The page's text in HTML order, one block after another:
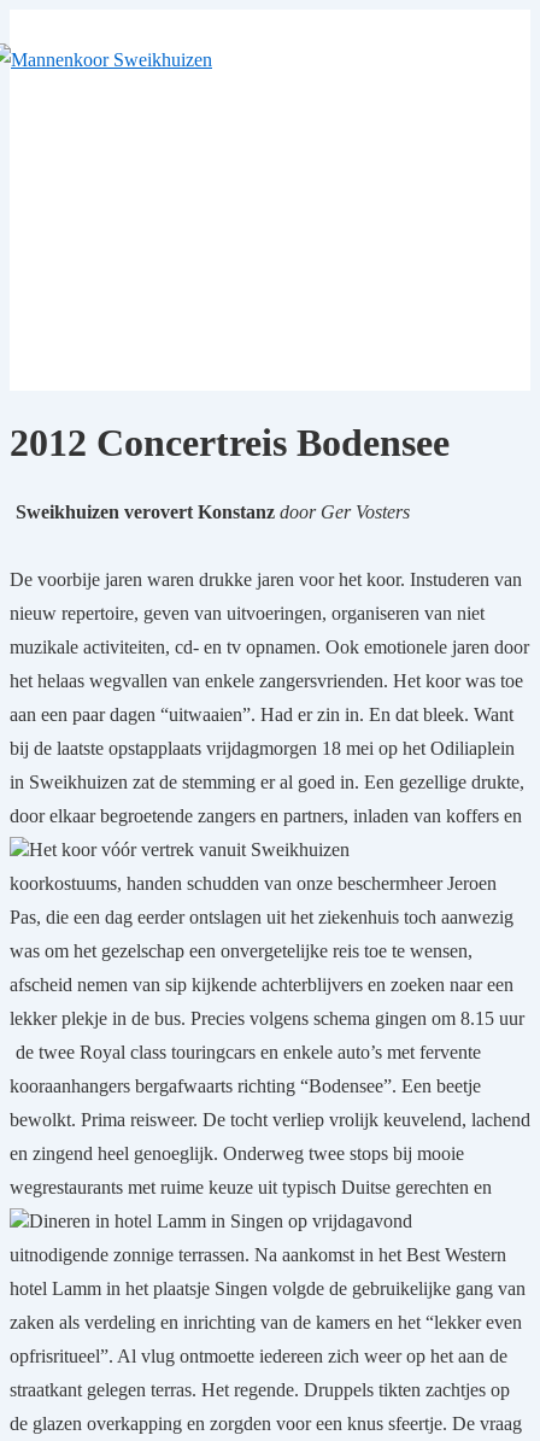
Doorgaan
2012 Concertreis Bodensee
Sweikhuizen verovert Konstanz door Ger Vosters
De voorbije jaren waren drukke jaren voor het koor. Instuderen van
nieuw repertoire, geven van uitvoeringen, organiseren van niet
muzikale activiteiten, cd- en tv opnamen. Ook emotionele jaren door
het helaas wegvallen van enkele zangersvrienden. Het koor was toe
aan een paar dagen “uitwaaien”. Had er zin in. En dat bleek. Want
bij de laatste opstapplaats vrijdagmorgen 18 mei op het Odiliaplein
in Sweikhuizen zat de stemming er al goed in. Een gezellige drukte,
door elkaar begroetende zangers en partners, inladen van koffers en
Het koor vóór vertrek vanuit Sweikhuizen
koorkostuums, handen schudden van onze beschermheer Jeroen
Pas, die een dag eerder ontslagen uit het ziekenhuis toch aanwezig
was om het gezelschap een onvergetelijke reis toe te wensen,
afscheid nemen van sip kijkende achterblijvers en zoeken naar een
lekker plekje in de bus. Precies volgens schema gingen om 8.15 uur
de twee Royal class touringcars en enkele auto’s met fervente
kooraanhangers bergafwaarts richting “Bodensee”. Een beetje
bewolkt. Prima reisweer. De tocht verliep vrolijk keuvelend, lachend
en zingend heel genoeglijk. Onderweg twee stops bij mooie
wegrestaurants met ruime keuze uit typisch Duitse gerechten en
Dineren in hotel Lamm in Singen op vrijdagavond
uitnodigende zonnige terrassen. Na aankomst in het Best Western
hotel Lamm in het plaatsje Singen volgde de gebruikelijke gang van
zaken als verdeling en inrichting van de kamers en het “lekker even
opfrisritueel”. Al vlug ontmoette iedereen zich weer op het aan de
straatkant gelegen terras. Het regende. Druppels tikten zachtjes op
de glazen overkapping en zorgden voor een knus sfeertje. De vraag